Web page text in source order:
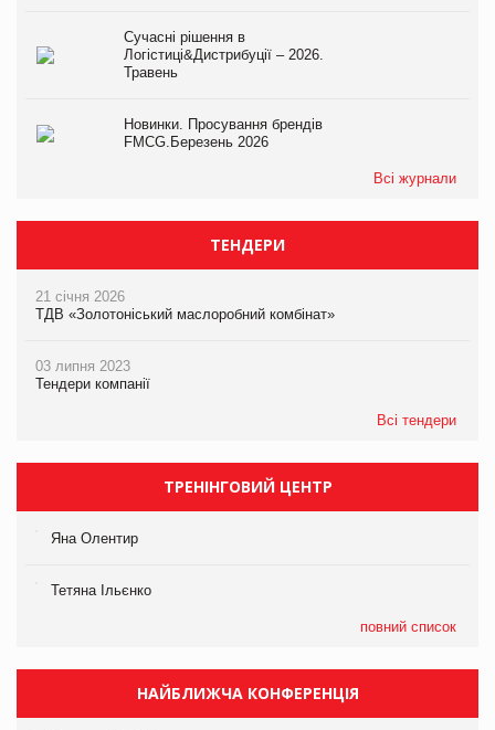
Сучасні рішення в
Логістиці&Дистрибуції – 2026.
Травень
Новинки. Просування брендів
FMCG.Березень 2026
Всі журнали
ТЕНДЕРИ
21 січня 2026
ТДВ «Золотоніський маслоробний комбінат»
03 липня 2023
Тендери компанії
Всі тендери
ТРЕНІНГОВИЙ ЦЕНТР
Яна Олентир
Тетяна Ільєнко
повний список
НАЙБЛИЖЧА КОНФЕРЕНЦІЯ